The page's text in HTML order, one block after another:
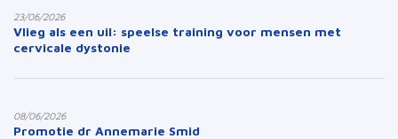
23/06/2026
Vlieg als een uil: speelse training voor mensen met
cervicale dystonie
08/06/2026
Promotie dr Annemarie Smid